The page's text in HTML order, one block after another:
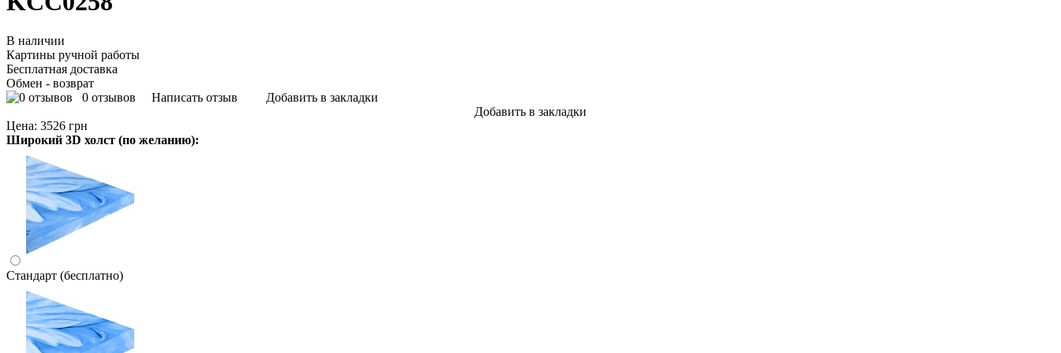
В наличии
Картины ручной работы
Бесплатная доставка
Обмен - возврат
0 отзывов
Написать отзыв
Добавить в закладки
Добавить в закладки
Цена: 3526 грн
Широкий 3D холст (по желанию):
Стандарт (бесплатно)